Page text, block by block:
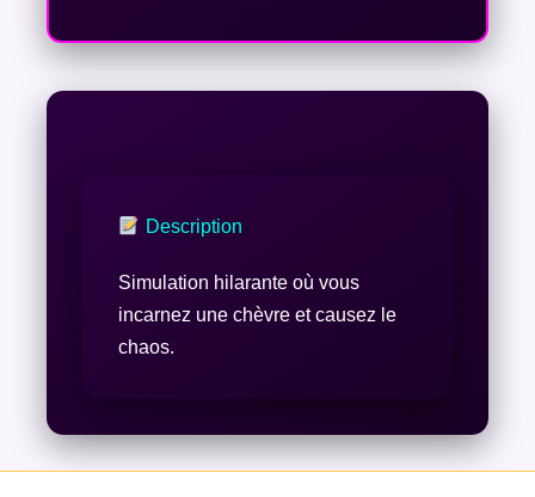
Description
Simulation hilarante où vous
incarnez une chèvre et causez le
chaos.